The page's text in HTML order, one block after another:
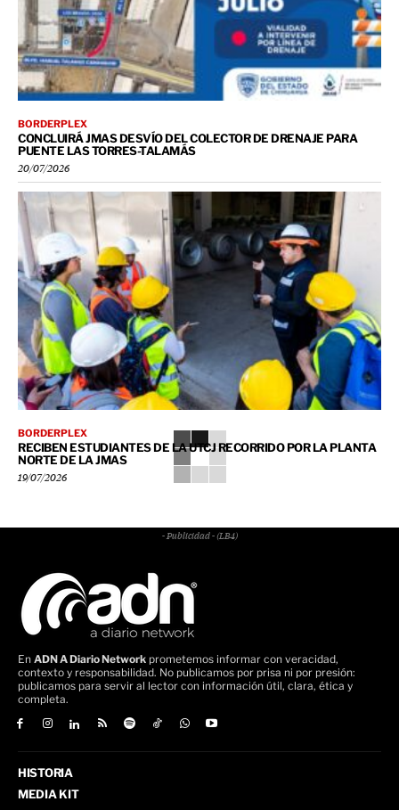
BORDERPLEX
CONCLUIRÁ JMAS DESVÍO DEL COLECTOR DE DRENAJE PARA
PUENTE LAS TORRES-TALAMÁS
20/07/2026
BORDERPLEX
RECIBEN ESTUDIANTES DE LA UTCJ RECORRIDO POR LA PLANTA
NORTE DE LA JMAS
19/07/2026
- Publicidad - (LB4)
En ADN A Diario Network prometemos informar con veracidad,
contexto y responsabilidad. No publicamos por prisa ni por presión:
publicamos para servir al lector con información útil, clara, ética y
completa.
HISTORIA
MEDIA KIT